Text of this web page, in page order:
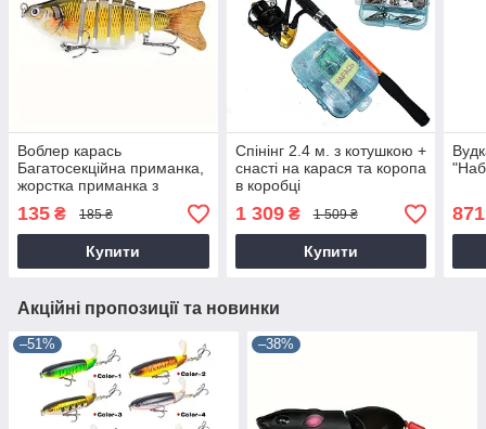
Воблер карась
Багатосекційна приманка,
жорстка приманка з
гачками
135 ₴ 185 ₴
Купити
Спінінг 2.4 м. з котушкою +
снасті на карася та коропа
в коробці
1 309₴ 1 509 ₴
Купити
871
Акційні пропозиції та новинки
–51% –38%